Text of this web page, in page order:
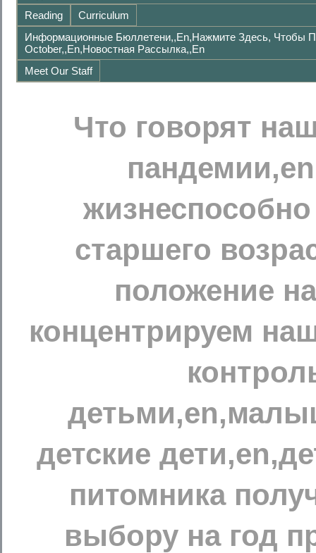
Reading
Curriculum
Информационные Бюллетени,,en,Нажмите Здесь, Чтобы
October,,en,Новостная Рассылка,,en
Meet Our Staff
Что говорят
старшего
положение
концентрируем
детские
питомника
выбору на год